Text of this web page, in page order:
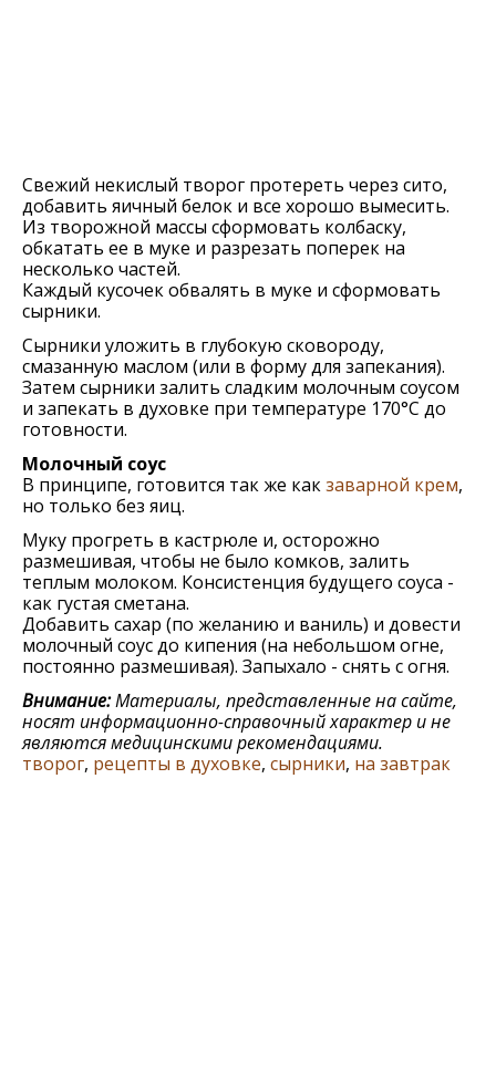
Свежий некислый творог протереть через сито,
добавить яичный белок и все хорошо вымесить.
Из творожной массы сформовать колбаску,
обкатать ее в муке и разрезать поперек на
несколько частей.
Каждый кусочек обвалять в муке и сформовать
сырники.
Сырники уложить в глубокую сковороду,
смазанную маслом (или в форму для запекания).
Затем сырники залить сладким молочным соусом
и запекать в духовке при температуре 170°С до
готовности.
Молочный соус
В принципе, готовится так же какзаварной крем,
но только без яиц.
Муку прогреть в кастрюле и, осторожно
размешивая, чтобы не было комков, залить
теплым молоком. Консистенция будущего соуса -
как густая сметана.
Добавить сахар (по желанию и ваниль) и довести
молочный соус до кипения (на небольшом огне,
постоянно размешивая). Запыхало - снять с огня.
Внимание:Материалы, представленные на сайте,
носят информационно-справочный характер и не
являются медицинскими рекомендациями.
творог, рецепты в духовке, сырники, на завтрак